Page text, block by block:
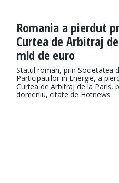
Romania a pierdut
Curtea de Arbitraj
mld de euro
Statul roman, prin Societatea
Participatiilor in Energie, a
Curtea de Arbitraj de la Paris,
domeniu, citate de Hotnews.